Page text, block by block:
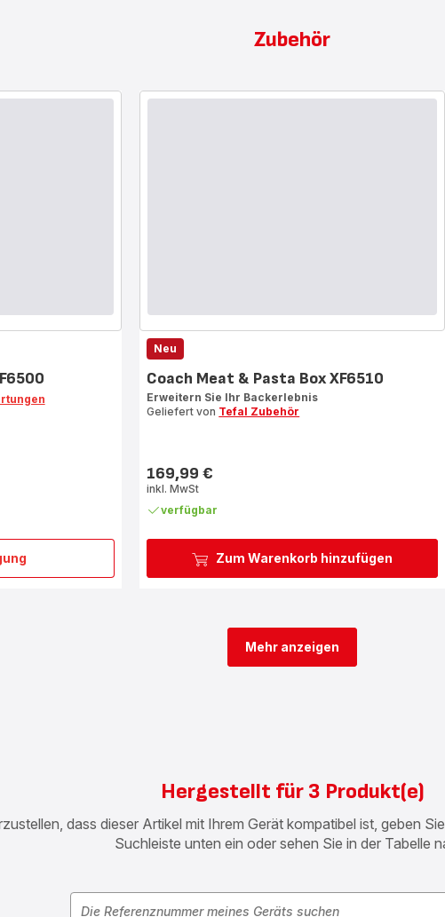
Zubehör
Zum Warenkorb hinzufügen
Neu
Coach Meat & Pasta Box XF6510
Erweitern Sie Ihr Backerlebnis
Geliefert von Tefal Zubehör
Preis
169,99 €
inkl. MwSt
verfügbar
Mehr anzeigen
Hergestellt für 3 Produkt(e)
dass dieser Artikel mit Ihrem Gerät kompatibel ist, geben
Suchleiste unten ein oder sehen Sie in der Tabelle